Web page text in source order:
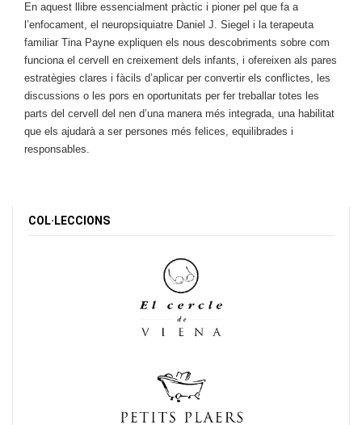
En aquest llibre essencialment pràctic i pioner pel que fa a
l’enfocament, el neuropsiquiatre Daniel J. Siegel i la terapeuta
familiar Tina Payne expliquen els nous descobriments sobre com
funciona el cervell en creixement dels infants, i ofereixen als pares
estratègies clares i fàcils d’aplicar per convertir els conflictes, les
discussions o les pors en oportunitats per fer treballar totes les
parts del cervell del nen d’una manera més integrada, una habilitat
que els ajudarà a ser persones més felices, equilibrades i
responsables.
COL·LECCIONS